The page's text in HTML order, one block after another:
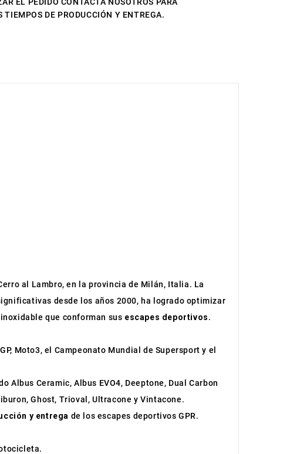
TIEMPOS DE PRODUCCIÓN Y ENTREGA.
al Lambro, en la provincia de Milán, Italia. La
desde los años 2000, ha logrado optimizar
que conforman sus escapes deportivos.
Moto3, el Campeonato Mundial de Supersport y el
Albus Ceramic, Albus EVO4, Deeptone, Dual Carbon
Ghost, Trioval, Ultracone y Vintacone.
y entrega de los escapes deportivos GPR.